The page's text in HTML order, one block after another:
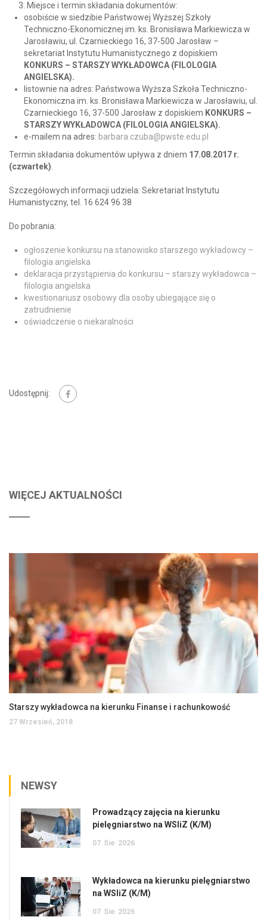
Miejsce i termin składania dokumentów:
osobiście w siedzibie Państwowej Wyższej Szkoły
Techniczno-Ekonomicznej im. ks. Bronisława Markiewicza w
Jarosławiu, ul. Czarnieckiego 16, 37-500 Jarosław –
sekretariat Instytutu Humanistycznego z dopiskiem
KONKURS – STARSZY WYKŁADOWCA (FILOLOGIA
ANGIELSKA).
listownie na adres: Państwowa Wyższa Szkoła Techniczno-
Ekonomiczna im. ks. Bronisława Markiewicza w Jarosławiu, ul.
Czarnieckiego 16, 37-500 Jarosław z dopiskiem KONKURS –
STARSZY WYKŁADOWCA (FILOLOGIA ANGIELSKA).
e-mailem na adres: barbara.czuba@pwste.edu.pl
Termin składania dokumentów upływa z dniem 17.08.2017 r.
(czwartek)
Szczegółowych informacji udziela: Sekretariat Instytutu
Humanistyczny, tel. 16 624 96 38
Do pobrania:
ogłoszenie konkursu na stanowisko starszego wykładowcy –
filologia angielska
deklaracja przystąpienia do konkursu – starszy wykładowca –
filologia angielska
kwestionariusz osobowy dla osoby ubiegające się o
zatrudnienie
oświadczenie o niekaralności
Udostępnij:
WIĘCEJ AKTUALNOŚCI
Starszy wykładowca na kierunku Finanse i rachunkowość
27 Wrzesień, 2018
NEWSY
Prowadzący zajęcia na kierunku
pielęgniarstwo na WSIiZ (K/M)
07 Sie 2026
Wykładowca na kierunku pielęgniarstwo
na WSIiZ (K/M)
07 Sie 2026